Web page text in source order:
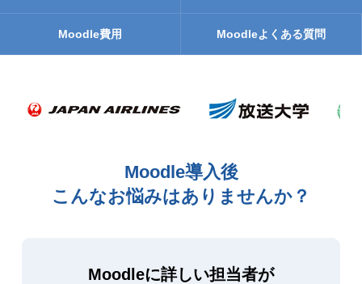
Moodle費用 Moodleよくある質問
Moodle導入後
こんなお悩みはありませんか？
Moodleに詳しい担当者が